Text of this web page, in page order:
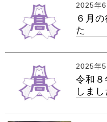
2025年6
６月
た
2025年
令和８
しまし